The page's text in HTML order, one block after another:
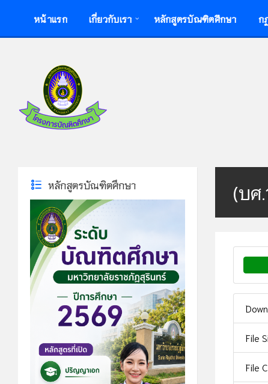
content
left
footer
หน้าแรก เกี่ยวกับเรา หลักสูตรบัณฑิตศึกษา ก
(บศ
File
File
หลักสูตรบัณฑิตศึกษา